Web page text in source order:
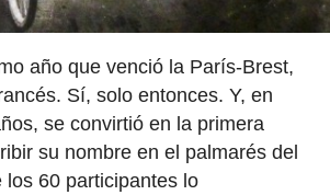
año que venció la París-Brest,
Sí, solo entonces. Y, en
se convirtió en la primera
su nombre en el palmarés del
los 60 participantes lo